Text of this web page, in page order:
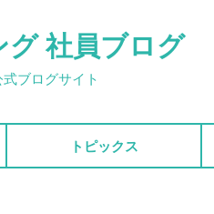
グ 社員ブログ
ブログサイト
トピックス